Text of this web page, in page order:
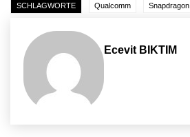
SCHLAGWORTE Qualcomm Snapdragon
Ecevit BIKTIM